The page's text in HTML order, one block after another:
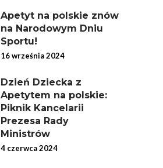
Apetyt na polskie znów
na Narodowym Dniu
Sportu!
16 września 2024
Dzień Dziecka z
Apetytem na polskie:
Piknik Kancelarii
Prezesa Rady
Ministrów
4 czerwca 2024